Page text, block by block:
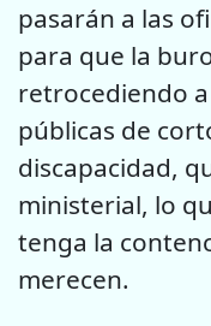
pasarán a las
para que la
retrocediendo
públicas de
discapacidad,
ministerial, lo
tenga la
merecen.